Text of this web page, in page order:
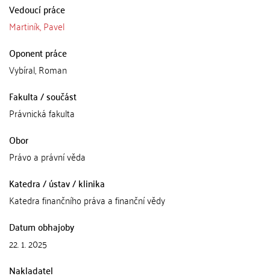
Vedoucí práce
Martiník, Pavel
Oponent práce
Vybíral, Roman
Fakulta / součást
Právnická fakulta
Obor
Právo a právní věda
Katedra / ústav / klinika
Katedra finančního práva a finanční vědy
Datum obhajoby
22. 1. 2025
Nakladatel